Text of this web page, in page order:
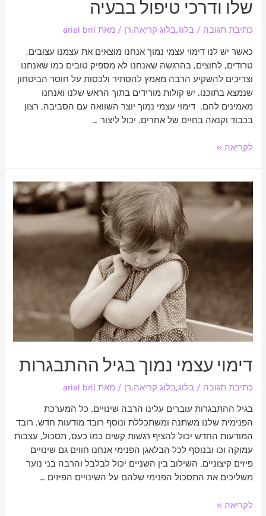
שלו ודרכי טיפול בבעיה
כתיבת תגובה /בלוג,בלוג קריאה,רן / מאת ariel bril
כאשר יש לנו דימוי עצמי נמוך אנחנו מוצאים את עצמנו עצובים,
טרודים, לחוצים, בהרגשה שאנחנו לא מספיק טובים כמו שאנחנו
וצריכים להשקיע הרבה מאמץ להסתיר ולכסות על חוסר הביטחון
שנמצא בתוכנו. יש קולות מורידים בתוך הראש שלנו ואנחנו
מאמינים להם. דימוי עצמי נמוך יוצר השוואה עם הסביבה, רצון
בכבוד וקנאה בחיים של אחרים. יכול ליצור …
לקריאה »
דימוי עצמי נמוך בגיל ההתבגרות
כתיבת תגובה /בלוג,בלוג קריאה,רן / מאת ariel bril
בגיל ההתבגרות עוברים עלינו הרבה שינויים. כל המערכת
הפנימית שלנו משתנה ומשתכללת ונוסף רובד מודעות חדש. רובד
המודעות החדש יכול להציף רגשות קשים כמו כעס, תסכול, עצבות
עמוקה וכו ובנוסף לכל הבלאגן הפנימי אנחנו חווים גם שינויים
פיזים קיצוניים. השילוב בין השניים יכול לבלבל והרבה בני נוער
משליכים את התסכול הפנימי שלהם על השינויים הפיזים …
עצמי
ההתבגרות
לקריאה »